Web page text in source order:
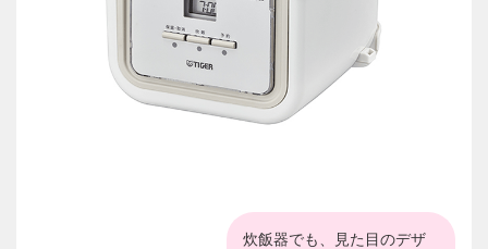
炊飯器でも、見た目のデザ